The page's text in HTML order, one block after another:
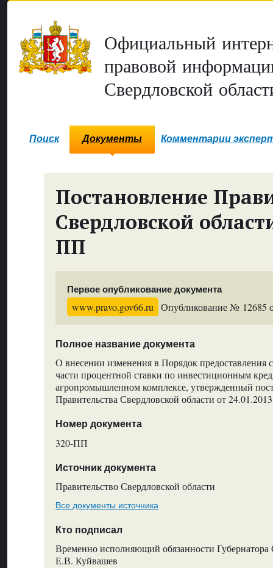
Официальный
правовой
Свердловской
Поиск Документы Комментарии
Постановление
Свердловской
ПП
Первое опубликование документа
www.pravo.gov66.ru Опубликование № 12685
Полное название документа
О внесении изменения в Порядок предоставления
части процентной ставки по инвестиционным
агропромышленном комплексе, утвержденный
Правительства Свердловской области от
Номер документа
320-ПП
Источник документа
Правительство Свердловской области
Все документы источника
Кто подписал
Временно исполняющий обязанности Губернатора
Е.В. Куйвашев